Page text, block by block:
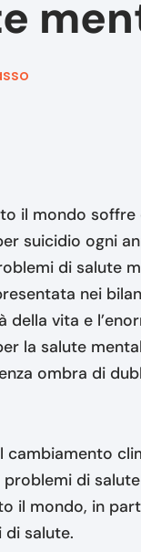
il mondo soffre
suicidio ogni
di salute
nei
della vita e
la salute
ombra di
di
il mondo, in
di salute.